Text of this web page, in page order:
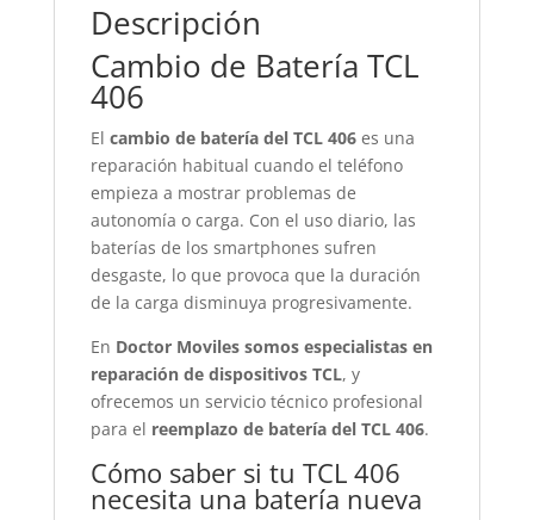
Descripción
Cambio de Batería TCL
406
El cambio de batería del TCL 406es una
reparación habitual cuando el teléfono
empieza a mostrar problemas de
autonomía o carga. Con el uso diario, las
baterías de los smartphones sufren
desgaste, lo que provoca que la duración
de la carga disminuya progresivamente.
En Doctor Moviles somos especialistas en
reparación de dispositivos TCL, y
ofrecemos un servicio técnico profesional
para el reemplazo de batería del TCL 406.
Cómo saber si tu TCL 406
necesita una batería nueva